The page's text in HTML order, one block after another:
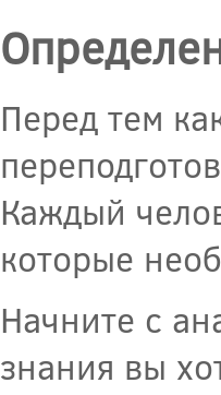
Перед тем
Каждый
которые
Начните с
знания вы